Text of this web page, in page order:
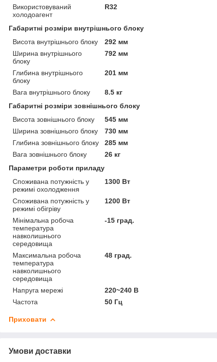
Використовуваний
холодоагент
R32
Габаритні розміри внутрішнього блоку
Висота внутрішнього блоку
292 мм
Ширина внутрішнього
блоку
792 мм
Глибина внутрішнього
блоку
201 мм
Вага внутрішнього блоку
8.5 кг
Габаритні розміри зовнішнього блоку
Висота зовнішнього блоку
545 мм
Ширина зовнішнього блоку
730 мм
Глибина зовнішнього блоку
285 мм
Вага зовнішнього блоку
26 кг
Параметри роботи приладу
Споживана потужність у
режимі охолодження
1300 Вт
Споживана потужність у
режимі обігріву
1200 Вт
Мінімальна робоча
температура
навколишнього
середовища
-15 град.
Максимальна робоча
температура
навколишнього
середовища
48 град.
Напруга мережі
220~240 В
Частота
50 Гц
Приховати
Умови доставки